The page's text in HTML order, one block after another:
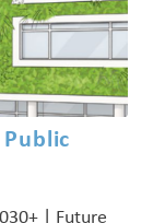
| Future